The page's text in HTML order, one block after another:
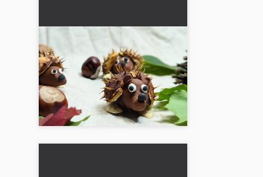
Igel av kastanjer: Pyssel
med barn
Höstpyssel för barn som främjar
kreativiteten och är roligt. Perfekt
för gemensam familjetid....